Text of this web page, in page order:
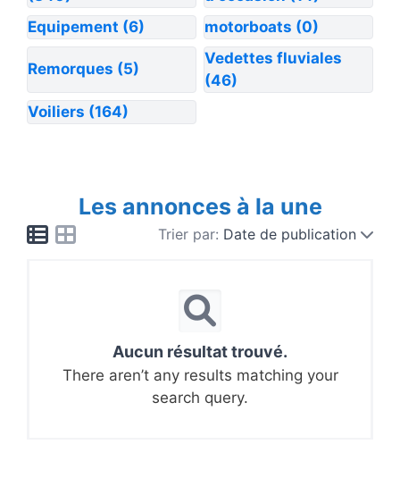
Equipement (6) motorboats (0)
Remorques (5)
Vedettes fluviales
(46)
Voiliers (164)
Les annonces à la une
Trier par: Date de publication
Aucun résultat trouvé.
There aren’t any results matching your
search query.